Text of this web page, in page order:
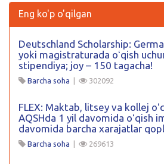
Eng ko'p o'qilgan
Deutschland Scholarship:
yoki magistraturada oʻqish
stipendiya; joy – 150 tagacha!
Barcha soha 302092
FLEX: Maktab, litsey va kollej
AQSHda 1 yil davomida oʻqish
davomida barcha xarajatlar
Barcha soha 269613